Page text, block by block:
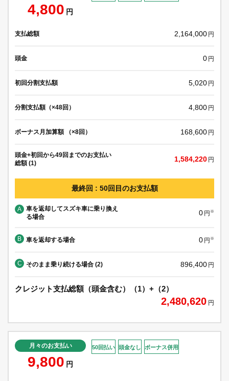
4,800 円
支払総額 2,164,000 円
頭金 0 円
初回分割支払額 5,020 円
分割支払額（×48回） 4,800 円
ボーナス月加算額 （×8回） 168,600 円
頭金+初回から49回までのお支払い
総額 (1)
1,584,220 円
最終回 : 50回目のお支払額
A
車を返却してスズキ車に乗り換え
る場合
0 円 ※
B 車を返却する場合 0 円 ※
C そのまま乗り続ける場合 (2) 896,400 円
クレジット支払総額（頭金含む）（1）+（2）
2,480,620 円
月々のお支払い
9,800 円
50回払い 頭金なし ボーナス併用